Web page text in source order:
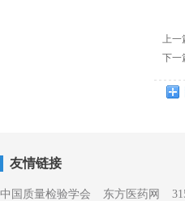
上一
下一
友情链接
中国质量检验学会 东方医药网